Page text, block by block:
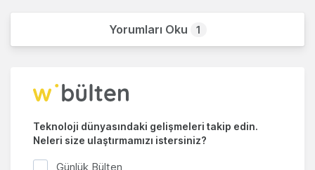
Yorumları Oku 1
Teknoloji dünyasındaki gelişmeleri takip edin.
Neleri size ulaştırmamızı istersiniz?
Günlük Bülten